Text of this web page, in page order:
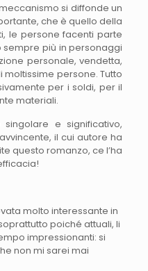
si diffonde un
che è quello della
le persone facenti parte
più in personaggi
personale, vendetta,
persone. Tutto
per i soldi, per il
materiali.
e significativo,
il cui autore ha
questo romanzo, ce l’ha
molto interessante in
poiché attuali, li
impressionanti: si
non mi sarei mai